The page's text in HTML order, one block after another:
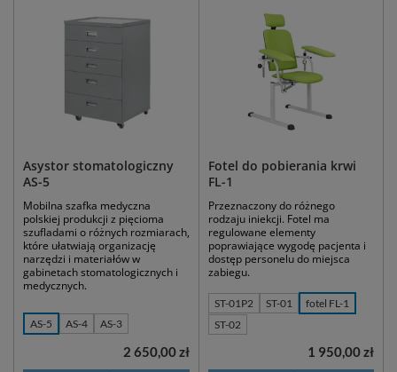
Asystor stomatologiczny
AS-5
Mobilna szafka medyczna
polskiej produkcji z pięcioma
szufladami o różnych rozmiarach,
które ułatwiają organizację
narzędzi i materiałów w
gabinetach stomatologicznych i
medycznych.
AS-5 AS-4 AS-3
2 650,00 zł
Fotel do pobierania krwi
FL-1
Przeznaczony do różnego
rodzaju iniekcji. Fotel ma
regulowane elementy
poprawiające wygodę pacjenta i
dostęp personelu do miejsca
zabiegu.
ST-01P2 ST-01
fotel FL-1
ST-02
1 950,00 zł